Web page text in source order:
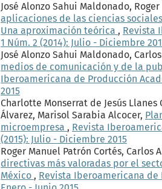
José Alonzo Sahui Maldonado,
aplicaciones de las ciencias
Una aproximación teórica , Revista
1 Núm. 2 (2014): Julio - Diciembre
José Alonzo Sahui Maldonado,
medios de comunicación y de la
Iberoamericana de Producción
2015
Charlotte Monserrat de Jesús
Álvarez, Marisol Sarabia Alcocer,
microempresa , Revista
(2015): Julio - Diciembre 2015
Roger Manuel Patrón Cortés, Carlos
directivas más valoradas por el
México , Revista Iberoamericana de